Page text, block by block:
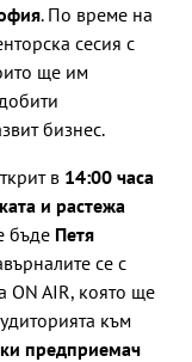
. По време на
сесия с
ще им
бизнес.
в 14:00 часа
и растежа
бъде Петя
се с
ON AIR, която ще
към
предприемач